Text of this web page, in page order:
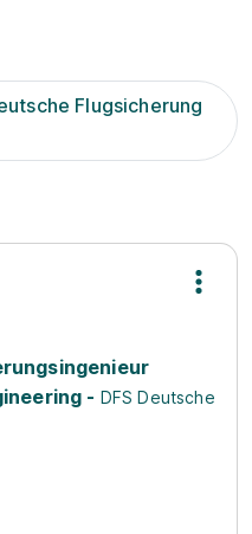
Flugsicherung
- DFS Deutsche